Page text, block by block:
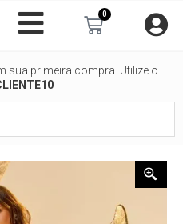
0
Carrinho
sua primeira compra. Utilize o